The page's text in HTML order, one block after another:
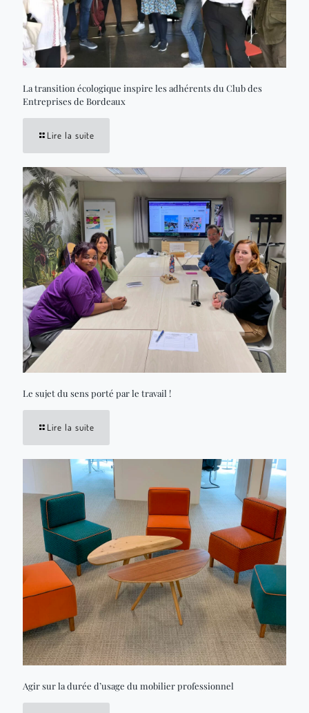
La transition écologique inspire les adhérents du Club des
Entreprises de Bordeaux
Lire la suite
Le sujet du sens porté par le travail !
Lire la suite
Agir sur la durée d’usage du mobilier professionnel